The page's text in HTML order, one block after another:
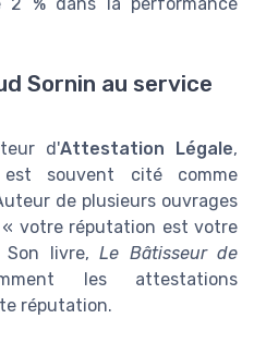
2 % dans la performance
Sornin au service
d'Attestation Légale,
souvent cité comme
de plusieurs ouvrages
votre réputation est votre
Son livre,Le Bâtisseur de
les attestations
réputation.